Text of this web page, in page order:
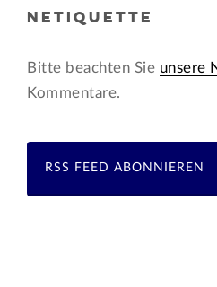
NETIQUETTE
Bitte beachten Sie unsere
Kommentare.
RSS FEED ABONNIEREN